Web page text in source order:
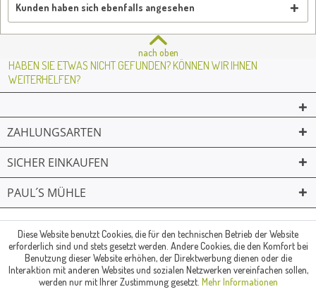
Kunden haben sich ebenfalls angesehen
nach oben
HABEN SIE ETWAS NICHT GEFUNDEN? KÖNNEN WIR IHNEN
WEITERHELFEN?
ZAHLUNGSARTEN
SICHER EINKAUFEN
PAUL´S MÜHLE
© Paul's Mühle | Inhaber: Christof Paul e.K. | Westring 2 | 45659
Recklinghausen
Fax: 02361 -28831 | E-Mail: info@pauls-muehle.de
Diese Website benutzt Cookies, die für den technischen Betrieb der Website
erforderlich sind und stets gesetzt werden. Andere Cookies, die den Komfort bei
Benutzung dieser Website erhöhen, der Direktwerbung dienen oder die
Interaktion mit anderen Websites und sozialen Netzwerken vereinfachen sollen,
werden nur mit Ihrer Zustimmung gesetzt. Mehr Informationen